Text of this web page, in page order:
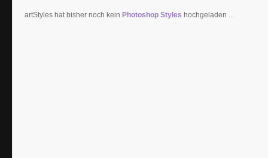
artStyles hat bisher noch kein Photoshop Styles hochgeladen ...